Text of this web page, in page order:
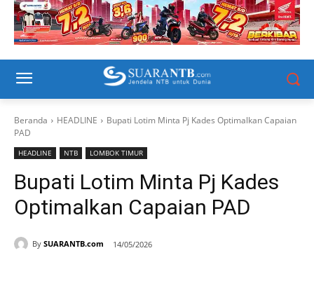
Beranda HEADLINE
Bupati Lotim Minta Pj Kades Optimalkan Capaian
PAD
HEADLINE NTB LOMBOK TIMUR
Bupati Lotim Minta Pj Kades
Optimalkan Capaian PAD
By SUARANTB.com 14/05/2026